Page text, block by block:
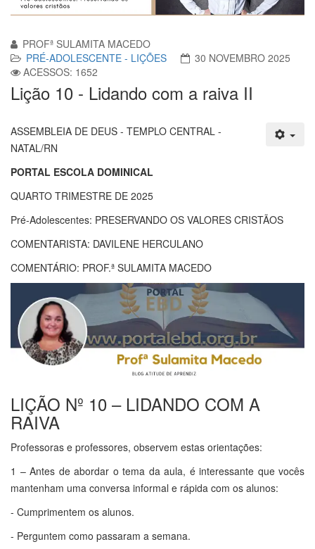
PROFª SULAMITA MACEDO
PRÉ-ADOLESCENTE - LIÇÕES
30 NOVEMBRO 2025
ACESSOS: 1652
Lição 10 - Lidando com a raiva II
ASSEMBLEIA DE DEUS - TEMPLO CENTRAL -
NATAL/RN
PORTAL ESCOLA DOMINICAL
QUARTO TRIMESTRE DE 2025
Pré-Adolescentes: PRESERVANDO OS VALORES CRISTÃOS
COMENTARISTA: DAVILENE HERCULANO
COMENTÁRIO: PROF.ª SULAMITA MACEDO
LIÇÃO Nº 10 – LIDANDO COM A
RAIVA
Professoras e professores, observem estas orientações:
1 – Antes de abordar o tema da aula, é interessante que vocês
mantenham uma conversa informal e rápida com os alunos:
- Cumprimentem os alunos.
- Perguntem como passaram a semana.